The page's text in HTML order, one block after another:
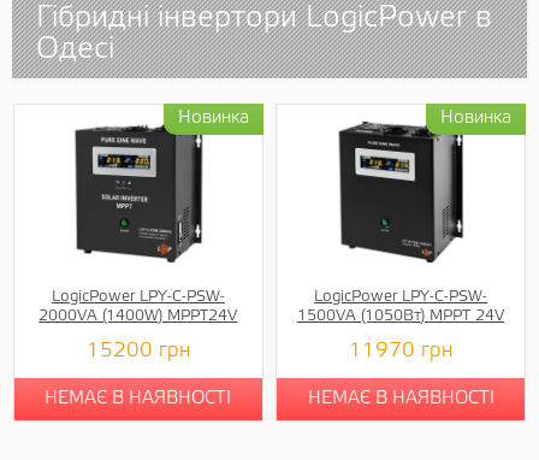
Гібридні інвертори LogicPower в
Одесі
LogicPower LPY-C-PSW-
2000VA (1400W) MPPT24V
15200 грн
НЕМАЄ В НАЯВНОСТІ
LogicPower LPY-С-PSW-
1500VA (1050Вт) MPPT 24V
11970 грн
НЕМАЄ В НАЯВНОСТІ